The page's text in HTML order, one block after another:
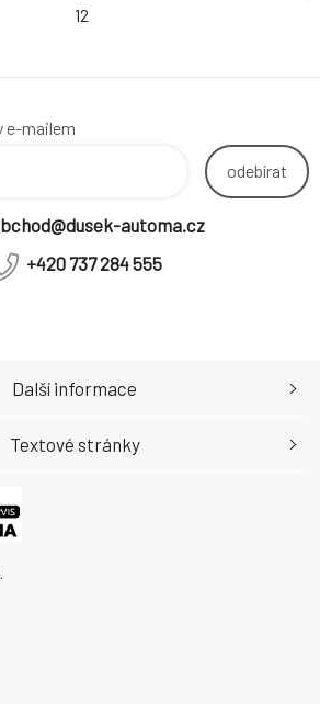
12
e-mailem
odebírat
automa.cz
+420 737 284 555
Další informace
Textové stránky